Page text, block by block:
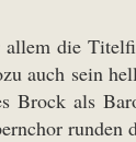
die
sein
als
runden